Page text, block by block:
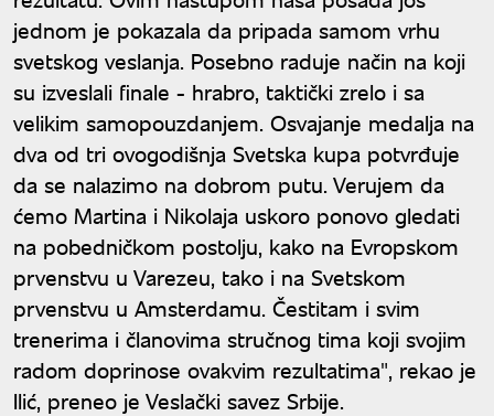
jednom je pokazala da pripada samom vrhu
svetskog veslanja. Posebno raduje način na koji
su izveslali finale - hrabro, taktički zrelo i sa
velikim samopouzdanjem. Osvajanje medalja na
dva od tri ovogodišnja Svetska kupa potvrđuje
da se nalazimo na dobrom putu. Verujem da
ćemo Martina i Nikolaja uskoro ponovo gledati
na pobedničkom postolju, kako na Evropskom
prvenstvu u Varezeu, tako i na Svetskom
prvenstvu u Amsterdamu. Čestitam i svim
trenerima i članovima stručnog tima koji svojim
radom doprinose ovakvim rezultatima", rekao je
Ilić, preneo je Veslački savez Srbije.